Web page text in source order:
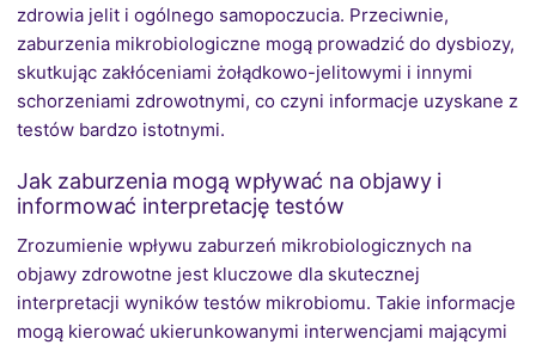
zdrowia jelit i ogólnego samopoczucia. Przeciwnie,
zaburzenia mikrobiologiczne mogą prowadzić do dysbiozy,
skutkując zakłóceniami żołądkowo-jelitowymi i innymi
schorzeniami zdrowotnymi, co czyni informacje uzyskane z
testów bardzo istotnymi.
Jak zaburzenia mogą wpływać na objawy i
informować interpretację testów
Zrozumienie wpływu zaburzeń mikrobiologicznych na
objawy zdrowotne jest kluczowe dla skutecznej
interpretacji wyników testów mikrobiomu. Takie informacje
mogą kierować ukierunkowanymi interwencjami mającymi